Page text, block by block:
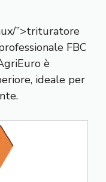
”>trituratore
FBC
è
ideale per